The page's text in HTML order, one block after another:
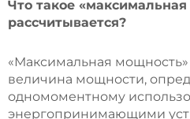
Что такое
рассчитывается?
«Максимальная
величина мощности,
одномоментному
энергопринимающими